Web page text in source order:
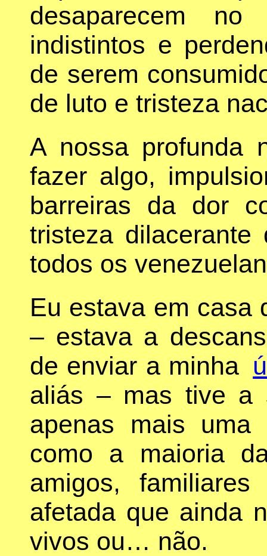
desaparecem no
indistintos e
de serem
de luto e tristeza
A nossa profunda
fazer algo,
barreiras da dor
tristeza dilacerante
todos os
Eu estava em casa
– estava a
de enviar a minha
aliás – mas tive a
apenas mais uma
como a maioria
amigos,
afetada que ainda
vivos ou… não.